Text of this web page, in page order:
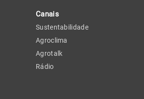
Canais
Sustentabilidade
Agroclima
Agrotalk
Rádio